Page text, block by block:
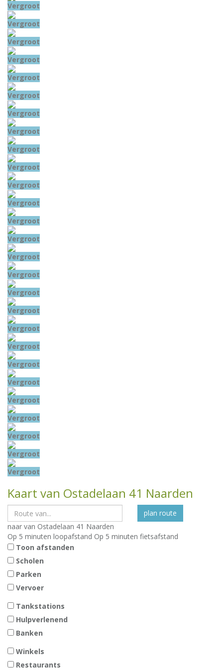
Vergroot
Vergroot
Vergroot
Vergroot
Vergroot
Vergroot
Vergroot
Vergroot
Vergroot
Vergroot
Vergroot
Vergroot
Vergroot
Vergroot
Vergroot
Vergroot
Vergroot
Vergroot
Vergroot
Vergroot
Vergroot
Vergroot
Vergroot
Vergroot
Vergroot
Vergroot
Vergroot
Kaart van Ostadelaan 41 Naarden
plan route
naar van Ostadelaan 41 Naarden
Op 5 minuten loopafstand Op 5 minuten fietsafstand
Toon afstanden
Scholen
Parken
Vervoer
Tankstations
Hulpverlenend
Banken
Winkels
Restaurants